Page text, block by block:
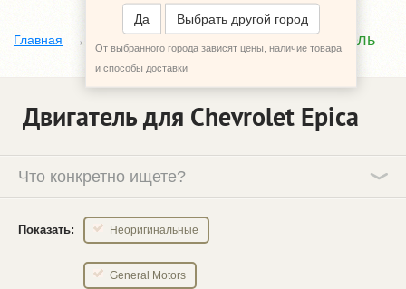
Да Выбрать другой город
От выбранного города зависят цены, наличие товара
и способы доставки
Главная Двигатель
Двигатель для Chevrolet Epica
Что конкретно ищете?
Показать: Неоригинальные
General Motors